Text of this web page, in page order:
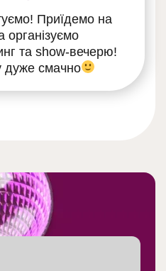
Приїдемо на
організуємо
та show-вечерю!
дуже смачно